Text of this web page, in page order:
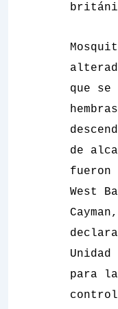
que se
de
fueron
West
para